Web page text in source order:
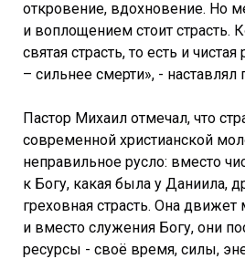
откровение, вдохновение. Но
и воплощением стоит страсть.
святая страсть, то есть и
– сильнее смерти», - наставлял
Пастор Михаил отмечал, что
современной христианской
неправильное русло: вместо
к Богу, какая была у Даниила,
греховная страсть. Она
и вместо служения Богу, они
ресурсы - своё время, силы,